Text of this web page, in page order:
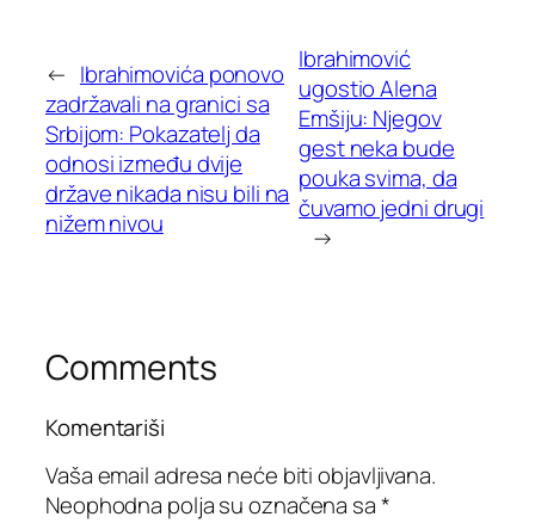
← Ibrahimovića ponovo
zadržavali na granici sa
Srbijom: Pokazatelj da
odnosi između dvije
države nikada nisu bili na
nižem nivou
Ibrahimović
ugostio Alena
Emšiju: Njegov
gest neka bude
pouka svima, da
čuvamo jedni drugi
→
Comments
Komentariši
Vaša email adresa neće biti objavljivana.
Neophodna polja su označena sa*